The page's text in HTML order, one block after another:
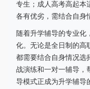
专生；成人高考高起本
各有优劣，需结合自身
随着升学辅导的专业化
化。无论是全日制的高
都需要结合自身情况选
战演练和一对一辅导，
导模式正成为升学辅导